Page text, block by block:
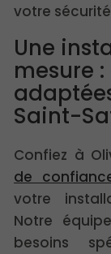
votre
Une
mesure
Saint-
Confiez à
de
votre
Notre
besoins